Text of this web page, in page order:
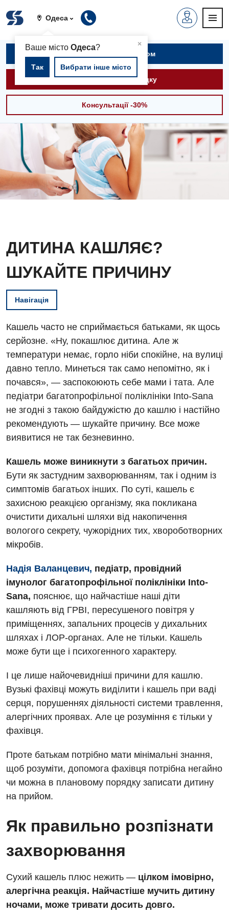
Одеса
×
Ваше містоОдеса?
Так Вибрати інше місто
Вакансії
Заходи БПР
Безкоштовні операції
Енциклопедія
Програма лояльності
Відгуки
Діагностика
Діагностичне відділення
Ендоскопічне відділення
Комп’ютерна томографія
Магнітно-резонансна томографія
Нейросонографія
Рентгенографія
УЗД
Для дорослих
Акушерство і гінекологія
Алергологія, імунологія
Безоплатні послуги
Вакцинація
Відділення інтенсивної терапії
Відділення кардіосудинної патології та неврології
Відділ госпіталізації
Відділення кардіосудинної патології та неврології
Відділення невідкладних станів
Відділення інтенсивної терапії
Гінекологічне відділення
Денний стаціонар
Діагностичне відділення
Ендоскопічне відділення
Онкологічне відділлення
Офтальмологічне відділення
Терапевтичне відділення
Хірургічне відділення
Швидка медична допомога
Декларування
Національний скринінг здоров’я 40+
Українська
Російська
Записатися на прийом
Викликати швидку
Консультації -30%
ДИТИНА КАШЛЯЄ?
ШУКАЙТЕ ПРИЧИНУ
Навігація
Кашель часто не сприймається батьками, як щось
серйозне. «Ну, покашлює дитина. Але ж
температури немає, горло ніби спокійне, на вулиці
давно тепло. Минеться так само непомітно, як і
почався», — заспокоюють себе мами і тата. Але
педіатри багатопрофільної поліклініки Into-Sana
не згодні з такою байдужістю до кашлю і настійно
рекомендують — шукайте причину. Все може
виявитися не так безневинно.
Кашель може виникнути з багатьох причин.
Бути як застудним захворюванням, так і одним із
симптомів багатьох інших. По суті, кашель є
захисною реакцією організму, яка покликана
очистити дихальні шляхи від накопичення
вологого секрету, чужорідних тих, хвороботворних
мікробів.
Надія Валанцевич, педіатр, провідний
імунолог багатопрофільної поліклініки Into-
Sana, пояснює, що найчастіше наші діти
кашляють від ГРВІ, пересушеного повітря у
приміщеннях, запальних процесів у дихальних
шляхах і ЛОР-органах. Але не тільки. Кашель
може бути ще і психогенного характеру.
І це лише найочевидніші причини для кашлю.
Вузькі фахівці можуть виділити і кашель при ваді
серця, порушеннях діяльності системи травлення,
алергічних проявах. Але це розуміння є тільки у
фахівця.
Проте батькам потрібно мати мінімальні знання,
щоб розуміти, допомога фахівця потрібна негайно
чи можна в плановому порядку записати дитину
на прийом.
Як правильно розпізнати
захворювання
Сухий кашель плюс нежить — цілком імовірно,
алергічна реакція. Найчастіше мучить дитину
ночами, може тривати досить довго.